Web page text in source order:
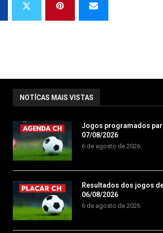
NOTÍCAS MAIS VISTAS
Jogos programados
07/08/2026
6 de agosto de 2026
Resultados dos jogos
06/08/2026
6 de agosto de 2026